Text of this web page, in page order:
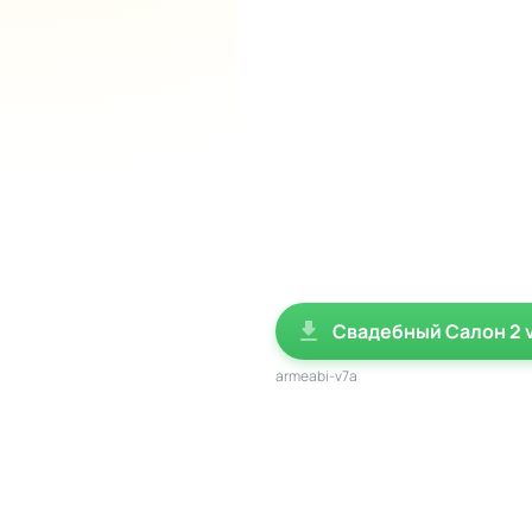
Свадебный Салон 2
armeabi-v7a